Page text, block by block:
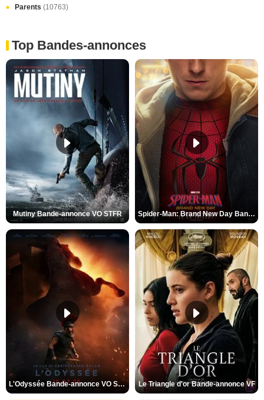
Parents (10763)
Top Bandes-annonces
Mutiny Bande-annonce VO STFR Spider-Man: Brand New Day Bande-annonce VO STFR
L'Odyssée Bande-annonce VO STFR Le Triangle d'or Bande-annonce VF